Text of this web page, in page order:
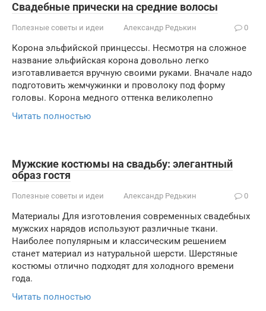
Свадебные прически на средние волосы
Полезные советы и идеи Александр Редькин 0
Корона эльфийской принцессы. Несмотря на сложное
название эльфийская корона довольно легко
изготавливается вручную своими руками. Вначале надо
подготовить жемчужинки и проволоку под форму
головы. Корона медного оттенка великолепно
Читать полностью
Мужские костюмы на свадьбу: элегантный
образ гостя
Полезные советы и идеи Александр Редькин 0
Материалы Для изготовления современных свадебных
мужских нарядов используют различные ткани.
Наиболее популярным и классическим решением
станет материал из натуральной шерсти. Шерстяные
костюмы отлично подходят для холодного времени
года.
Читать полностью